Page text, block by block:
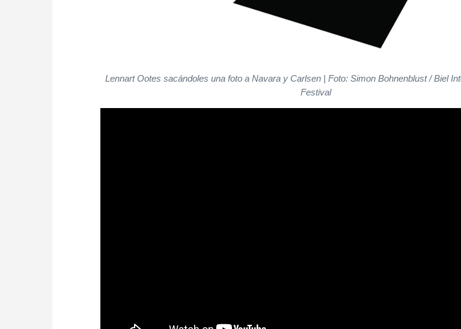
Lennart Ootes sacándoles una foto a Navara y Carlsen | Foto: Simon Bohnenblust / Biel
Festival